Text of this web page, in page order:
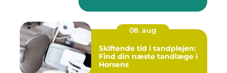
08. aug
Skiftende tid i tandplejen:
Find din næste tandlæge i
Horsens